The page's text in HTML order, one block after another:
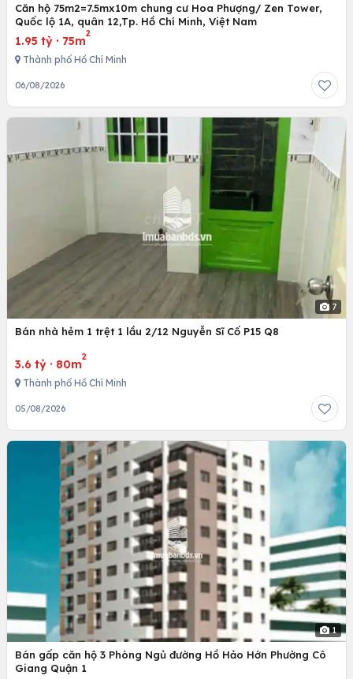
Căn hộ 75m2=7.5mx10m chung cư Hoa Phượng/ Zen Tower,
Quốc lộ 1A, quân 12,Tp. Hồ Chí Minh, Việt Nam
1.95 tỷ · 75m
2
Thành phố Hồ Chí Minh
06/08/2026
7
Bán nhà hẻm 1 trệt 1 lầu 2/12 Nguyễn Sĩ Cố P15 Q8
3.6 tỷ · 80m
2
Thành phố Hồ Chí Minh
05/08/2026
1
Bán gấp căn hộ 3 Phòng Ngủ đường Hồ Hảo Hớn Phường Cô
Giang Quận 1